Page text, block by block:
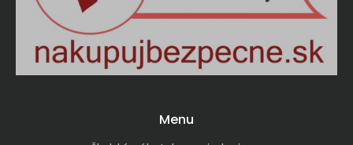
Menu